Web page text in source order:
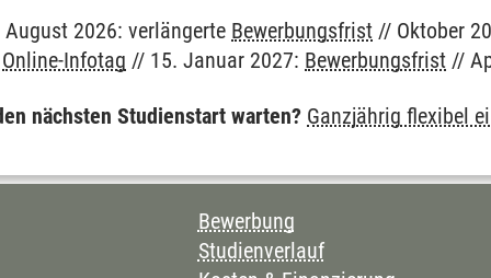
August 2026: verlängerte Bewerbungsfrist // Oktober
Online-Infotag // 15. Januar 2027: Bewerbungsfrist //
nächsten Studienstart warten? Ganzjährig flexibel
DIESER SEITE
Bewerbung
Studienverlauf